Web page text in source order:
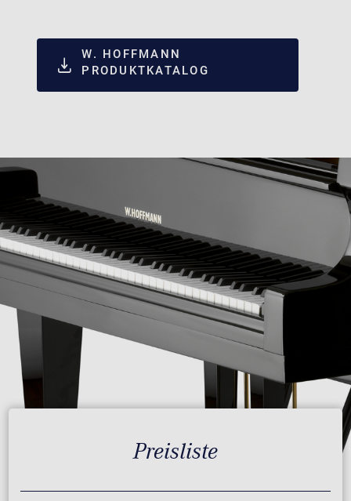
W. HOFFMANN
PRODUKTKATALOG
Preisliste